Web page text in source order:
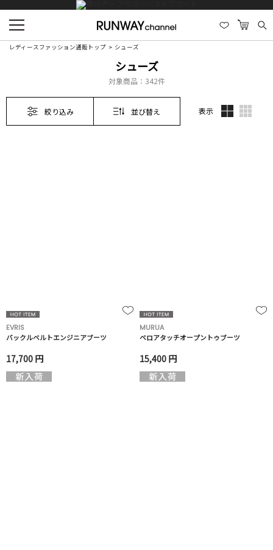
レディースファッション通販トップ シューズ
シューズ
対象商品： 342件
絞り込み 並び替え 表示
EVRIS
バックルベルトエンジニアブーツ
17,700 円
MURUA
ベロアタッチオープントゥブーツ
15,400 円